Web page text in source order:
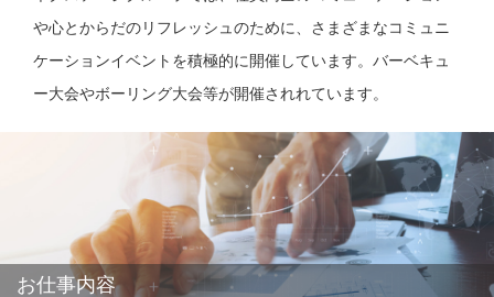
や心とからだのリフレッシュのために、さまざまなコミュニ
ケーションイベントを積極的に開催しています。バーベキュ
ー大会やボーリング大会等が開催されれています。
お仕事内容